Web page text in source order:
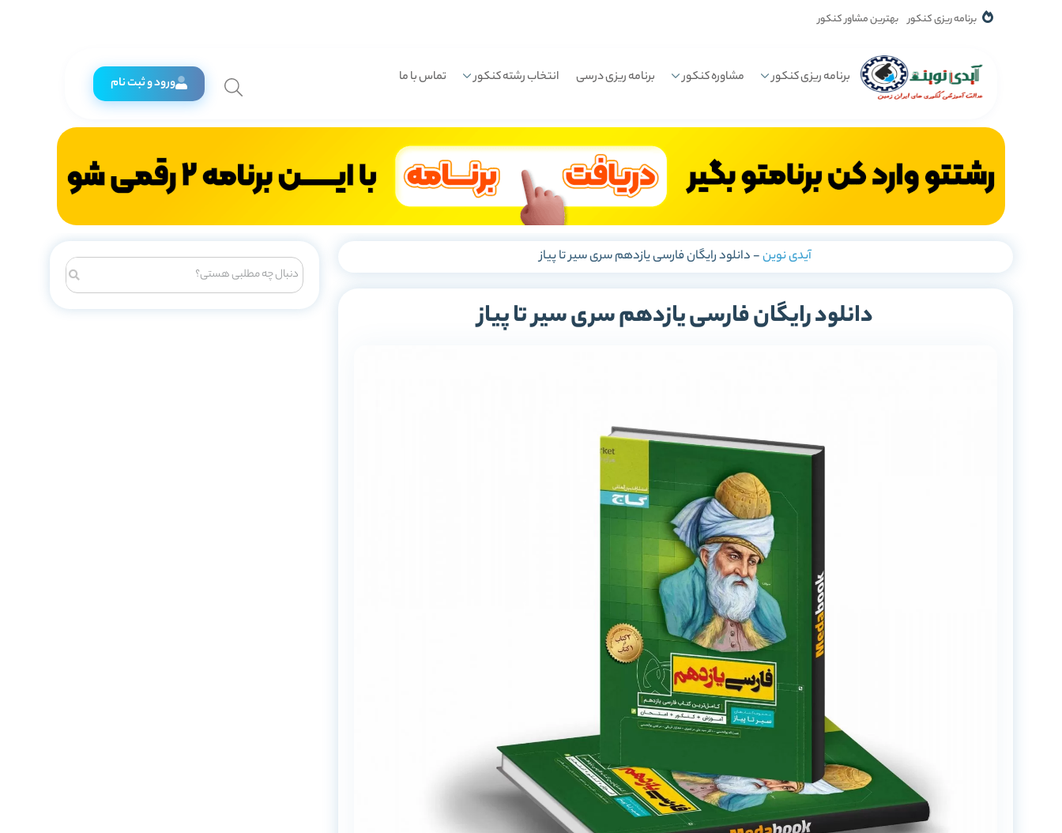
برنامه ریزی کنکور بهترین مشاور کنکور
برنامه ریزی کنکور مشاوره کنکور برنامه ریزی درسی انتخاب رشته کنکور تماس با ما ورود و ثبت نام
آیدی نوین-دانلود رایگان فارسی یازدهم سری سیر تا پیاز
دانلود رایگان فارسی یازدهم سری سیر تا پیاز